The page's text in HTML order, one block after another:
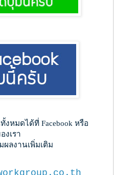
หมดได้ที่ Facebook หรือ
งเรา
ลงานเพิ่มเติม